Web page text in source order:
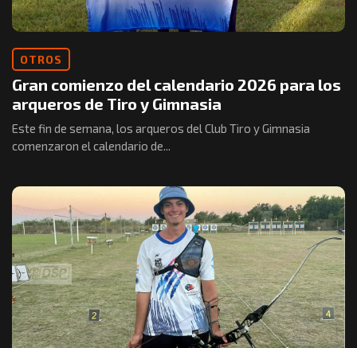
OTROS
Gran comienzo del calendario 2026 para los
arqueros de Tiro y Gimnasia
Este fin de semana, los arqueros del Club Tiro y Gimnasia
comenzaron el calendario de...